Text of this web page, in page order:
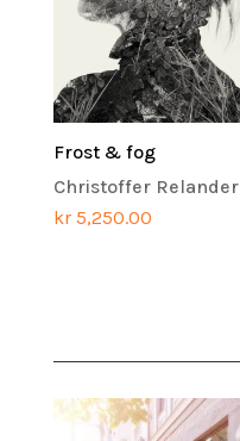
Frost & fog
Christoffer Relander
kr5,250.00